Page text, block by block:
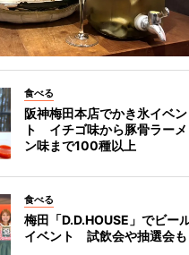
食べる
阪神梅田本店でかき氷イベン
ト イチゴ味から豚骨ラーメ
ン味まで100種以上
食べる
梅田「D.D.HOUSE」でビー
イベント 試飲会や抽選会も